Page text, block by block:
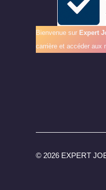
Bienvenue sur Expert
carrière et accéder aux
© 2026 EXPERT